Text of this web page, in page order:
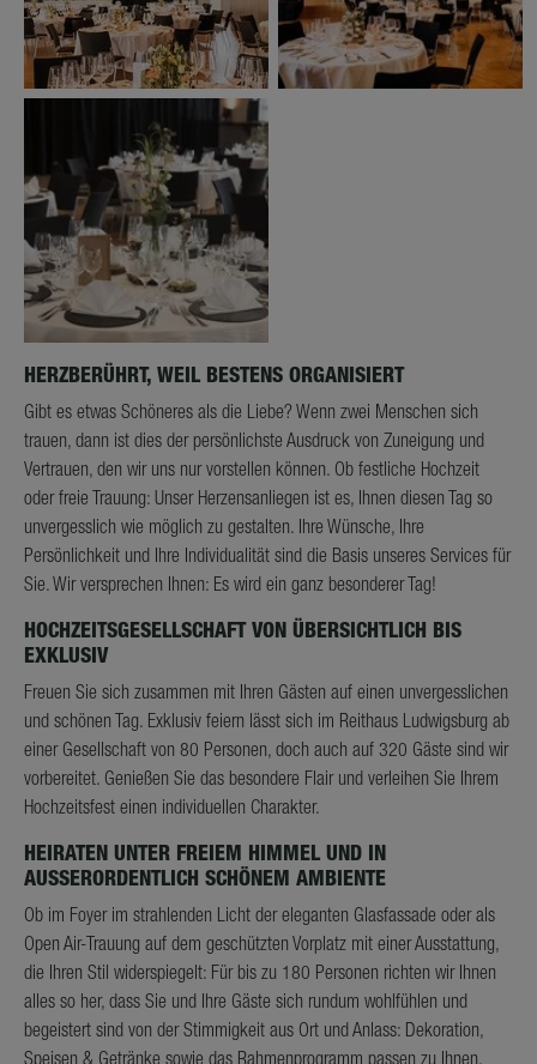
HERZBERÜHRT, WEIL BESTENS ORGANISIERT
Gibt es etwas Schöneres als die Liebe? Wenn zwei Menschen sich
trauen, dann ist dies der persönlichste Ausdruck von Zuneigung und
Vertrauen, den wir uns nur vorstellen können. Ob festliche Hochzeit
oder freie Trauung: Unser Herzensanliegen ist es, Ihnen diesen Tag so
unvergesslich wie möglich zu gestalten. Ihre Wünsche, Ihre
Persönlichkeit und Ihre Individualität sind die Basis unseres Services für
Sie. Wir versprechen Ihnen: Es wird ein ganz besonderer Tag!
HOCHZEITSGESELLSCHAFT VON ÜBERSICHTLICH BIS
EXKLUSIV
Freuen Sie sich zusammen mit Ihren Gästen auf einen unvergesslichen
und schönen Tag. Exklusiv feiern lässt sich im Reithaus Ludwigsburg ab
einer Gesellschaft von 80 Personen, doch auch auf 320 Gäste sind wir
vorbereitet. Genießen Sie das besondere Flair und verleihen Sie Ihrem
Hochzeitsfest einen individuellen Charakter.
HEIRATEN UNTER FREIEM HIMMEL UND IN
AUSSERORDENTLICH SCHÖNEM AMBIENTE
Ob im Foyer im strahlenden Licht der eleganten Glasfassade oder als
Open Air-Trauung auf dem geschützten Vorplatz mit einer Ausstattung,
die Ihren Stil widerspiegelt: Für bis zu 180 Personen richten wir Ihnen
alles so her, dass Sie und Ihre Gäste sich rundum wohlfühlen und
begeistert sind von der Stimmigkeit aus Ort und Anlass: Dekoration,
Speisen & Getränke sowie das Rahmenprogramm passen zu Ihnen,